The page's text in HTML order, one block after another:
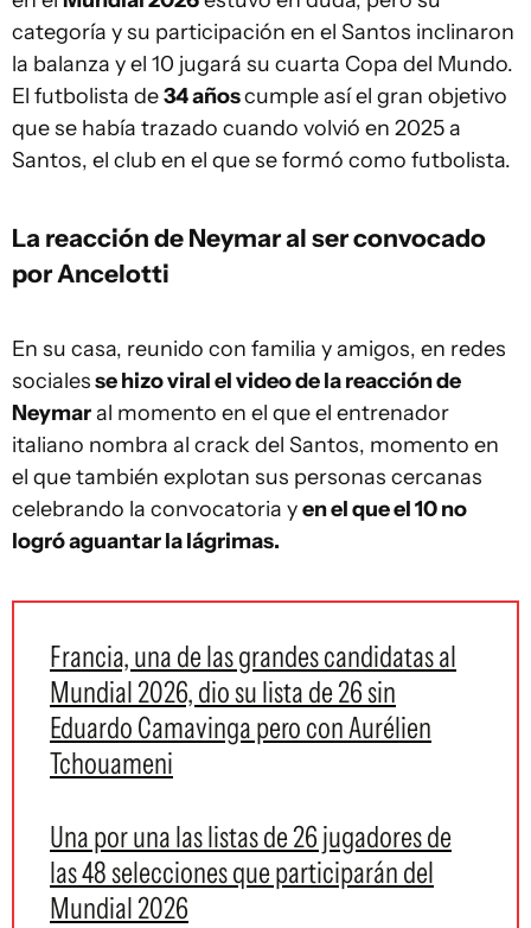
categoría y su participación en el Santos inclinaron
la balanza y el 10 jugará su cuarta Copa del Mundo.
El futbolista de34 añoscumple así el gran objetivo
que se había trazado cuando volvió en 2025 a
Santos, el club en el que se formó como futbolista.
La reacción de Neymar al ser convocado
por Ancelotti
En su casa, reunido con familia y amigos, en redes
socialesse hizo viral el video de la reacción de
Neymaral momento en el que el entrenador
italiano nombra al crack del Santos, momento en
el que también explotan sus personas cercanas
celebrando la convocatoria yen el que el 10 no
logró aguantar la lágrimas.
Francia, una de las grandes candidatas al
Mundial 2026, dio su lista de 26 sin
Eduardo Camavinga pero con Aurélien
Tchouameni
Una por una las listas de 26 jugadores de
las 48 selecciones que participarán del
Mundial 2026